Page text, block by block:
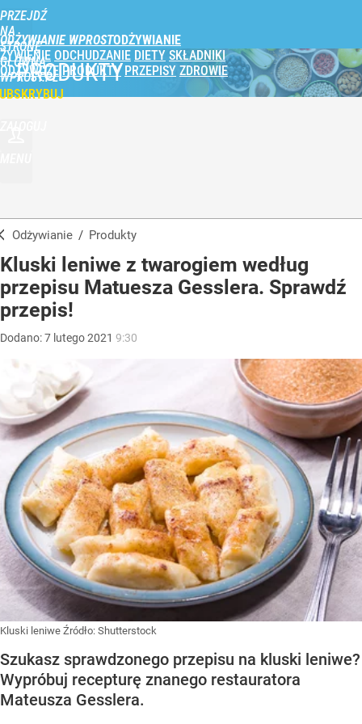
PRZEJDŹ
NA
STRONĘ
GŁÓWNĄ
WPROST.PL
ODŻYWIANIE WPROST
ŻYWIENIE ODCHUDZANIE DIETY SKŁADNIKI
ODŻYWCZE PRODUKTY PRZEPISY ZDROWIE
PRODUKTY
Odżywianie / Produkty
Kluski leniwe z twarogiem według
przepisu Matuesza Gesslera. Sprawdź
przepis!
Dodano:7 lutego2021 9:30
Kluski leniwe Źródło: Shutterstock
Szukasz sprawdzonego przepisu na kluski leniwe?
Wypróbuj recepturę znanego restauratora
Mateusza Gesslera.